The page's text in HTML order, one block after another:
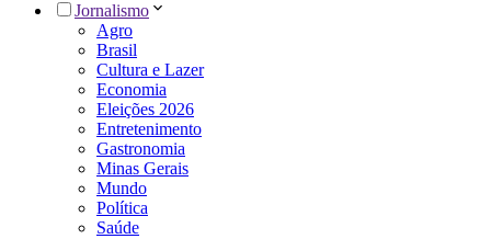
Jornalismo
Agro
Brasil
Cultura e Lazer
Economia
Eleições 2026
Entretenimento
Gastronomia
Minas Gerais
Mundo
Política
Saúde